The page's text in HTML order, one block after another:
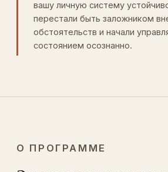
вашу личную систему
перестали быть заложником
обстоятельств и начали
состоянием осознанно.
О ПРОГРАММЕ